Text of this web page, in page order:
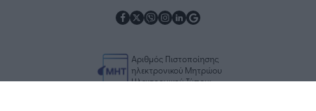
Αριθμός Πιστοποίησης
ηλεκτρονικού Μητρώου
Ηλεκτρονικού Τύπου: